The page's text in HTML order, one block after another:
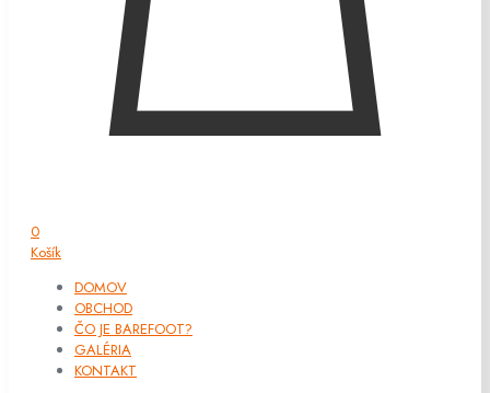
0
Košík
DOMOV
OBCHOD
ČO JE BAREFOOT?
GALÉRIA
KONTAKT